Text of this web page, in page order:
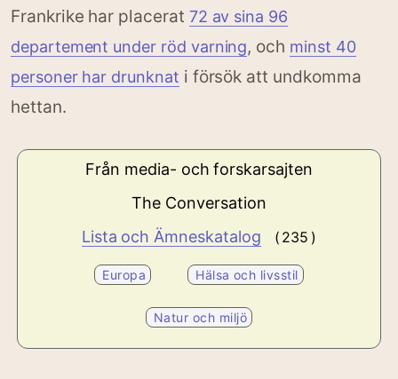
Frankrike har placerat 72 av sina 96
departement under röd varning, och minst 40
personer har drunknat i försök att undkomma
hettan.
Från media- och forskarsajten
The Conversation
Lista och Ämneskatalog
( 235 )
Europa Hälsa och livsstil
Natur och miljö